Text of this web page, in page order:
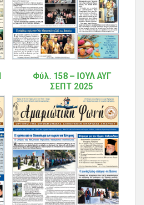
Φύλ. 158 – ΙΟΥΛ ΑΥΓ
ΣΕΠΤ 2025